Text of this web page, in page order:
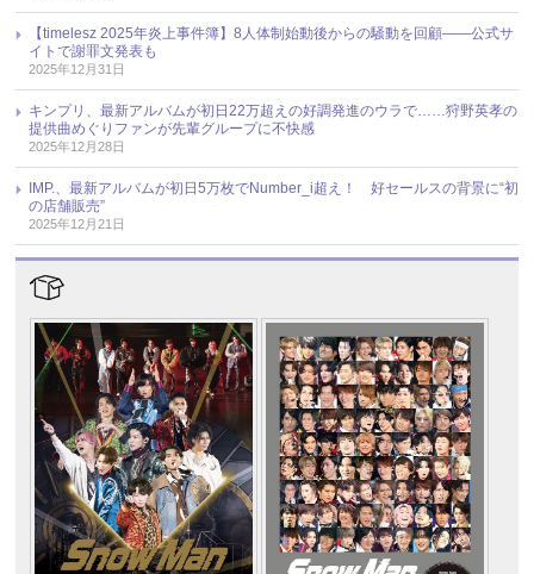
【timelesz 2025年炎上事件簿】8人体制始動後からの騒動を回顧――公式サ
イトで謝罪文発表も
2025年12月31日
キンプリ、最新アルバムが初日22万超えの好調発進のウラで……狩野英孝の
提供曲めぐりファンが先輩グループに不快感
2025年12月28日
IMP.、最新アルバムが初日5万枚でNumber_i超え！ 好セールスの背景に“初
の店舗販売”
2025年12月21日